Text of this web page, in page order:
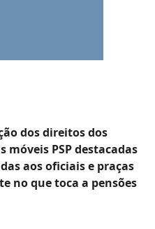
dos direitos dos
PSP destacadas
aos oficiais e praças
no que toca a pensões